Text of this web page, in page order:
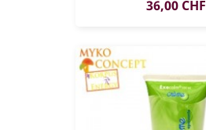
Prix
36,00 CHF